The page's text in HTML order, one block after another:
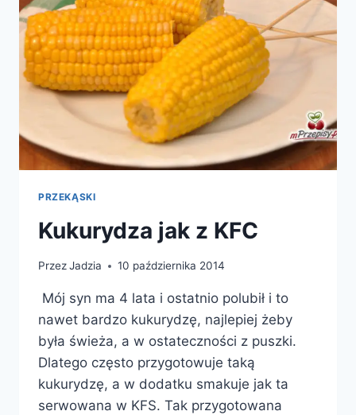
PRZEKĄSKI
Kukurydza jak z KFC
PrzezJadzia 10 października 2014
Mój syn ma 4 lata i ostatnio polubił i to
nawet bardzo kukurydzę, najlepiej żeby
była świeża, a w ostateczności z puszki.
Dlatego często przygotowuje taką
kukurydzę, a w dodatku smakuje jak ta
serwowana w KFS. Tak przygotowana